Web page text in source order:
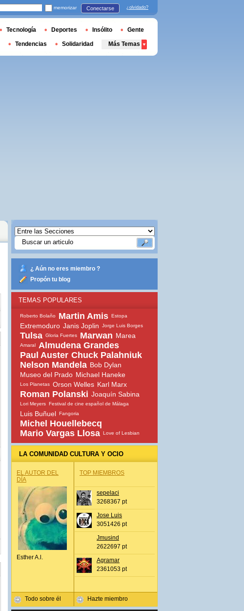
¿ Aún no eres miembro ?
Propón tu blog
TEMAS POPULARES
Roberto Bolaño Martin Amis Estopa
Extremoduro Janis Joplin Jorge Luis Borges
Tulsa Gloria Fuertes Marwan Marea
Amaral Almudena Grandes
Paul Auster Chuck Palahniuk
Nelson Mandela Bob Dylan
Museo del Prado Michael Haneke
Los Planetas Orson Welles Karl Marx
Roman Polanski Joaquín Sabina
Lori Meyers Festival de cine español de Málaga
Luis Buñuel Fangoria
Michel Houellebecq
Mario Vargas Llosa Love of Lesbian
LA COMUNIDAD CULTURA Y OCIO
EL AUTOR DEL
DÍA
Esther A.l.
Todo sobre él
TOP MIEMBROS
sepelaci
3268367 pt
Jose Luis
3051426 pt
Jmusind
2622697 pt
Agramar
2361053 pt
Hazte miembro
memorizar Conectarse ¿olvidado?
Tecnología Deportes Insólito Gente
Tendencias Solidaridad Más Temas